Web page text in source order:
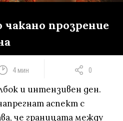
чакано прозрение
4 мин 0
и интензивен ден.
аспект с
че границата между